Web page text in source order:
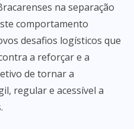
na separação
comportamento
desafios logísticos que
a reforçar e a
de tornar a
regular e acessível a